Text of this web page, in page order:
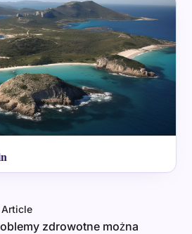
Article
zdrowotne można